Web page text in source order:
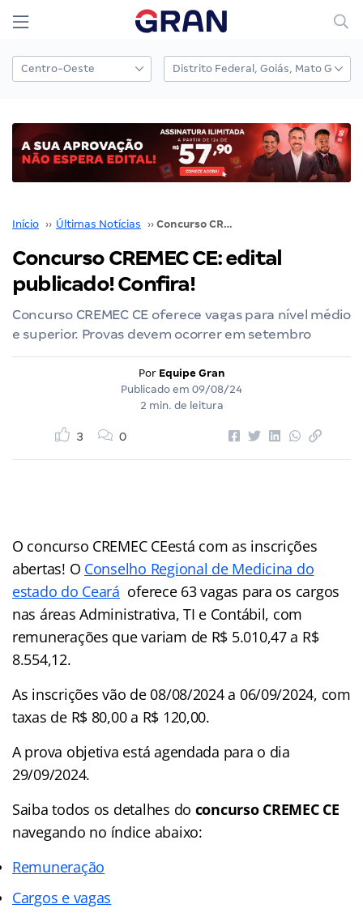
Início ›› Últimas Notícias ›› Concurso CREMEC CE: edital publicado! Confira!
Concurso CREMEC CE: edital
publicado! Confira!
Concurso CREMEC CE oferece vagas para nível médio
e superior. Provas devem ocorrer em setembro
Por Equipe Gran
Publicado em 09/08/24
2 min. de leitura
3 0
O concurso CREMEC CEestá com as inscrições
abertas! O Conselho Regional de Medicina do
estado do Ceará oferece 63 vagas para os cargos
nas áreas Administrativa, TI e Contábil, com
remunerações que variam de R$ 5.010,47 a R$
8.554,12.
As inscrições vão de 08/08/2024 a 06/09/2024, com
taxas de R$ 80,00 a R$ 120,00.
A prova objetiva está agendada para o dia
29/09/2024.
Saiba todos os detalhes do concurso CREMEC CE
navegando no índice abaixo:
Remuneração
Cargos e vagas